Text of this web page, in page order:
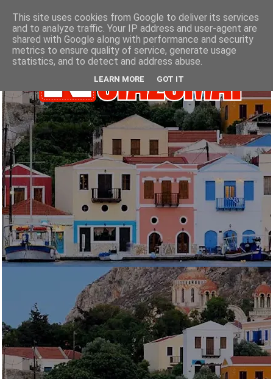
This site uses cookies from Google to deliver its services
and to analyze traffic. Your IP address and user-agent are
shared with Google along with performance and security
metrics to ensure quality of service, generate usage
statistics, and to detect and address abuse.
LEARN MORE GOT IT